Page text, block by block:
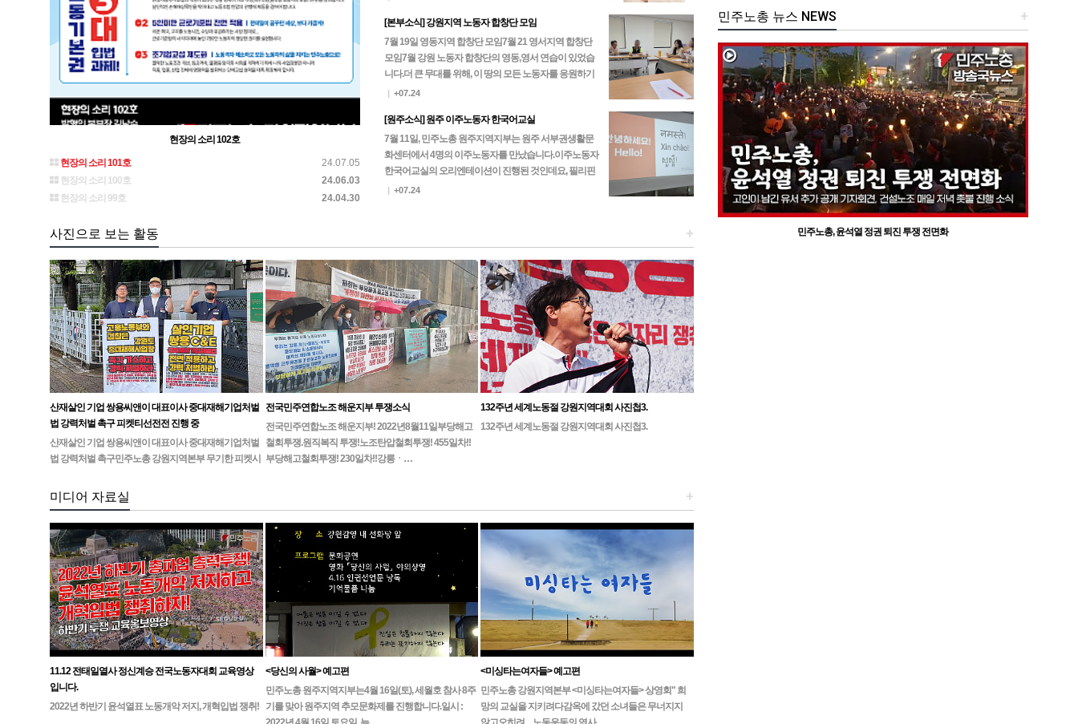
현장의 소리 102호
24.07.05
현장의 소리 101호
24.06.03
현장의 소리 100호
24.04.30
현장의 소리 99호
[본부소식] 강원지역 노동자 합창단 모임
7월 19일 영동지역 합창단 모임7월 21 영서지역 합창단
모임 7월 강원 노동자 합창단의 영동,영서 연습이 있었습
니다.더 큰 무대를 위해, 이 땅의 모든 노동자를 응원하기
위해, 노동자 합창단은 한 마음 한 뜻으로…
| +07.24
[원주소식] 원주 이주노동자 한국어교실
7월 11일, 민주노총 원주지역지부는 원주 서부권생활문
화센터에서 4명의 이주노동자를 만났습니다.이주노동자
한국어교실의 오리엔테이션이 진행된 것인데요, 필리핀
과 네팔 노동자들이 찾아주셨고 이후 진행되는 본 수업에
| +07.24
+
사진으로 보는 활동
산재살인 기업 쌍용씨앤이 대표이사 중대재해기업처벌
법 강력처벌 촉구 피켓티선전전 진행 중
산재살인 기업 쌍용씨앤이 대표이사 중대재해기업처벌
법 강력처벌 촉구민주노총 강원지역본부 무기한 피켓시
전국민주연합노조 해운지부 투쟁소식
전국민주연합노조 해운지부! 2022년8월11일부당해고
철회투쟁.원직복직 투쟁!노조탄압철회투쟁! 455일차!!
부당해고철회투쟁! 230일차!!강릉ㆍ…
132주년 세계노동절 강원지역대회 사진첩3.
132주년 세계노동절 강원지역대회 사진첩3.
+
미디어 자료실
11.12 전태일열사 정신계승 전국노동자대회 교육영상
입니다.
2022년 하반기 윤석열표 노동개악 저지, 개혁입법 쟁취!
<당신의 사월> 예고편
민주노총 원주지역지부는4월 16일(토), 세월호 참사 8주
기를 맞아 원주지역 추모문화제를 진행합니다.일시 :
<미싱타는여자들> 예고편
민주노총 강원지역본부 <미싱타는여자들> 상영회" 희
망의 교실을 지키려다감옥에 갔던 소녀들은 무너지지
+
민주노총 뉴스 NEWS
민주노총, 윤석열 정권 퇴진 투쟁 전면화